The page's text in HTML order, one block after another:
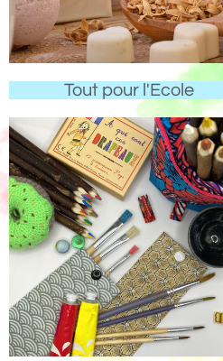
Tout pour l'Ecole